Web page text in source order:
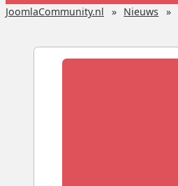
JoomlaCommunity.nl Nieuws